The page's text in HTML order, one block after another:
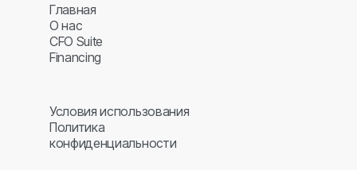
Главная
О нас
CFO Suite
Financing
Условия использования
Политика
конфиденциальности